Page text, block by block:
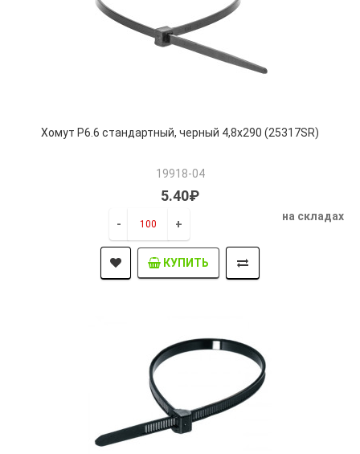
Хомут P6.6 стандартный, черный 4,8x290 (25317SR)
19918-04
5.40₽
- +
на складах
КУПИТЬ